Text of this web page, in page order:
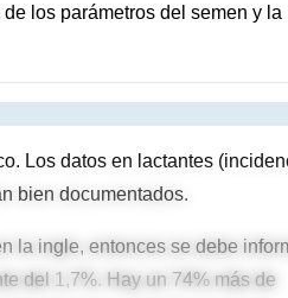
los parámetros del semen y la
Los datos en lactantes
bien documentados.
la ingle, entonces se debe
del 1,7%. Hay un 74% más de